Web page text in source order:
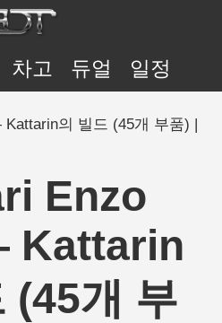
차고 듀얼 일정
의 빌드 (45개 부품) |
Enzo
Kattarin
(45개 부